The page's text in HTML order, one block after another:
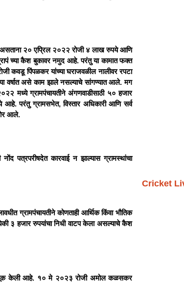
२० एप्रिल २०२२ रोजी ४ लाख रुपये आणि
च्या कैश बुकावर नमुद आहे. परंतु या कामात फक्त
कवडू पिंपळकर यांच्या घराजवळील नालीवर रपटा
वर्षात असे काम झाले नसल्याचे सांगण्यात आले. मग
मध्ये ग्रामपंचायतीने अंगणवाडीसाठी ५० हजार
परंतु ग्रामसभेत, विस्तार अधिकारी आणि सर्व
आले.
नोंद पत्रपरीषदेत कारवाई न झाल्यास ग्रामस्थांचा
ग्रामपंचायतीने कोणताही आर्थिक किंवा भौतिक
३ हजार रुपयांचा निधी वाटप केला असल्याचे कैश
केली आहे. १० मे २०२३ रोजी अमोल कळसकर
Cricket